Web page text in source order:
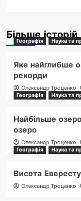
Більше історій
Географія Наука та
Яке найглибше
рекорди
Олександр Троценко
Географія
Наука та
Найбільше
озеро
Олександр Троценко
Географія
Наука та
Висота
Олександр Троценко